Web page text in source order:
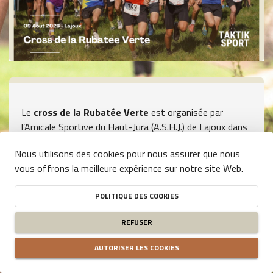
Le cross de la Rubatée Verte est organisée par
l’Amicale Sportive du Haut-Jura (A.S.H.J.) de Lajoux dans
d'août.
se déroulant endeux boucles de 4,75 km
identiques pour un dénivelé positif de 232m.
L'inscription préalable se fait en ligne.Le retrait des
se fait sur place le jour même
8h30. Départ à 10hdu centre du village de Lajoux sur le
Nous utilisons des cookies pour nous assurer que nous
vous offrons la meilleure expérience sur notre site Web.
POLITIQUE DES COOKIES
REFUSER
AUTORISER LES COOKIES